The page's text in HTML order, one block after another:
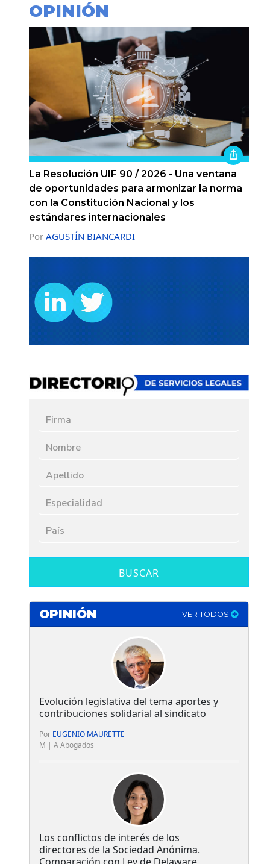
OPINIÓN
La Resolución UIF 90 / 2026 - Una ventana
de oportunidades para armonizar la norma
con la Constitución Nacional y los
estándares internacionales
Por AGUSTÍN BIANCARDI
BUSCAR
OPINIÓN VER TODOS
Evolución legislativa del tema aportes y
contribuciones solidarial al sindicato
Por EUGENIO MAURETTE
M | A Abogados
Los conflictos de interés de los
directores de la Sociedad Anónima.